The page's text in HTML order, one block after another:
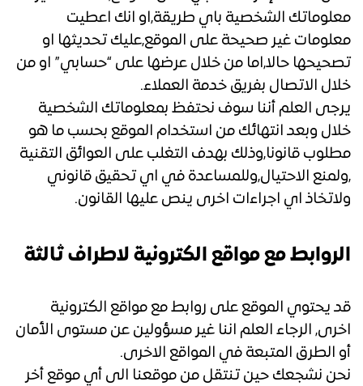
معلوماتك الشخصية باي طريقة,او انك اعطيت
معلومات غير صحيحة على الموقع,عليك تحديثها او
تصحيحها حالا,اما من خلال عرضها على “حسابي” او من
خلال الاتصال بفريق خدمة العملاء.
يرجى العلم أننا سوف نحتفظ بمعلوماتك الشخصية
خلال وبعد انتهائك من استخدام الموقع بحسب ما هو
مطلوب قانونا,وذلك بهدف التغلب على العوائق التقنية
,ولمنع الاحتيال,وللمساعدة في اي تحقيق قانوني
ولاتخاذ اي اجراءات اخرى ينص عليها القانون.
الروابط مع مواقع الكترونية لاطراف ثالثة
قد يحتوي الموقع على روابط مع مواقع الكترونية
اخرى, الرجاء العلم اننا غير مسؤولين عن مستوى الأمان
أو الطرق المتبعة في المواقع الاخرى.
نحن نشجعك حين تنتقل من موقعنا الى أي موقع أخر